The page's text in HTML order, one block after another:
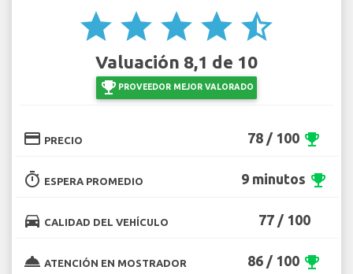
star star star star star_half
Valuación 8,1 de 10
emoji_events PROVEEDOR MEJOR VALORADO
credit_card PRECIO 78 / 100 emoji_events
timer ESPERA PROMEDIO 9 minutos emoji_events
directions_car CALIDAD DEL VEHÍCULO 77 / 100
room_service ATENCIÓN EN MOSTRADOR 86 / 100 emoji_events